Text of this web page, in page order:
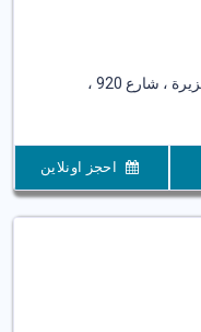
شارع المشابلية ، مقابل مجمع الجزيرة ، شارع 920 ،
احجز اونلاين